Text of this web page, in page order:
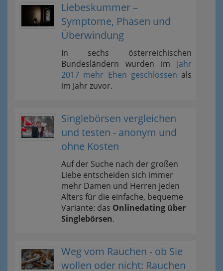
Liebeskummer –
Symptome, Phasen und
Überwindung
In sechs österreichischen
Bundesländern wurden im Jahr
2017 mehr Ehen geschlossen als
im Jahr zuvor.
Singlebörsen vergleichen
und testen - anonym und
ohne Kosten
Auf der Suche nach der großen
Liebe entscheiden sich immer
mehr Damen und Herren jeden
Alters für die einfache, bequeme
Variante: das Onlinedating über
Singlebörsen.
Weg vom Rauchen - ob Sie
wollen oder nicht: Rauchen